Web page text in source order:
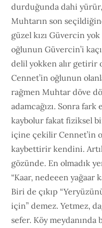
durduğunda dahi
Muhtarın son
güzel kızı Güvercin
oğlunun Güvercin’i
delil yokken alır getirir
Cennet’in oğlunun
rağmen Muhtar döve
adamcağızı. Sonra
kaybolur fakat fiziksel
içine çekilir Cennet’in
kaybettirir kendini.
gözünde. En olmadık
“Kaar, nedeeen yağaar
Biri de çıkıp
için” demez. Yetmez,
sefer. Köy